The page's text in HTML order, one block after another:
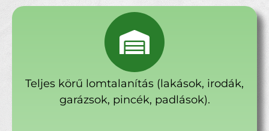
Teljes körű lomtalanítás (lakások, irodák,
garázsok, pincék, padlások).